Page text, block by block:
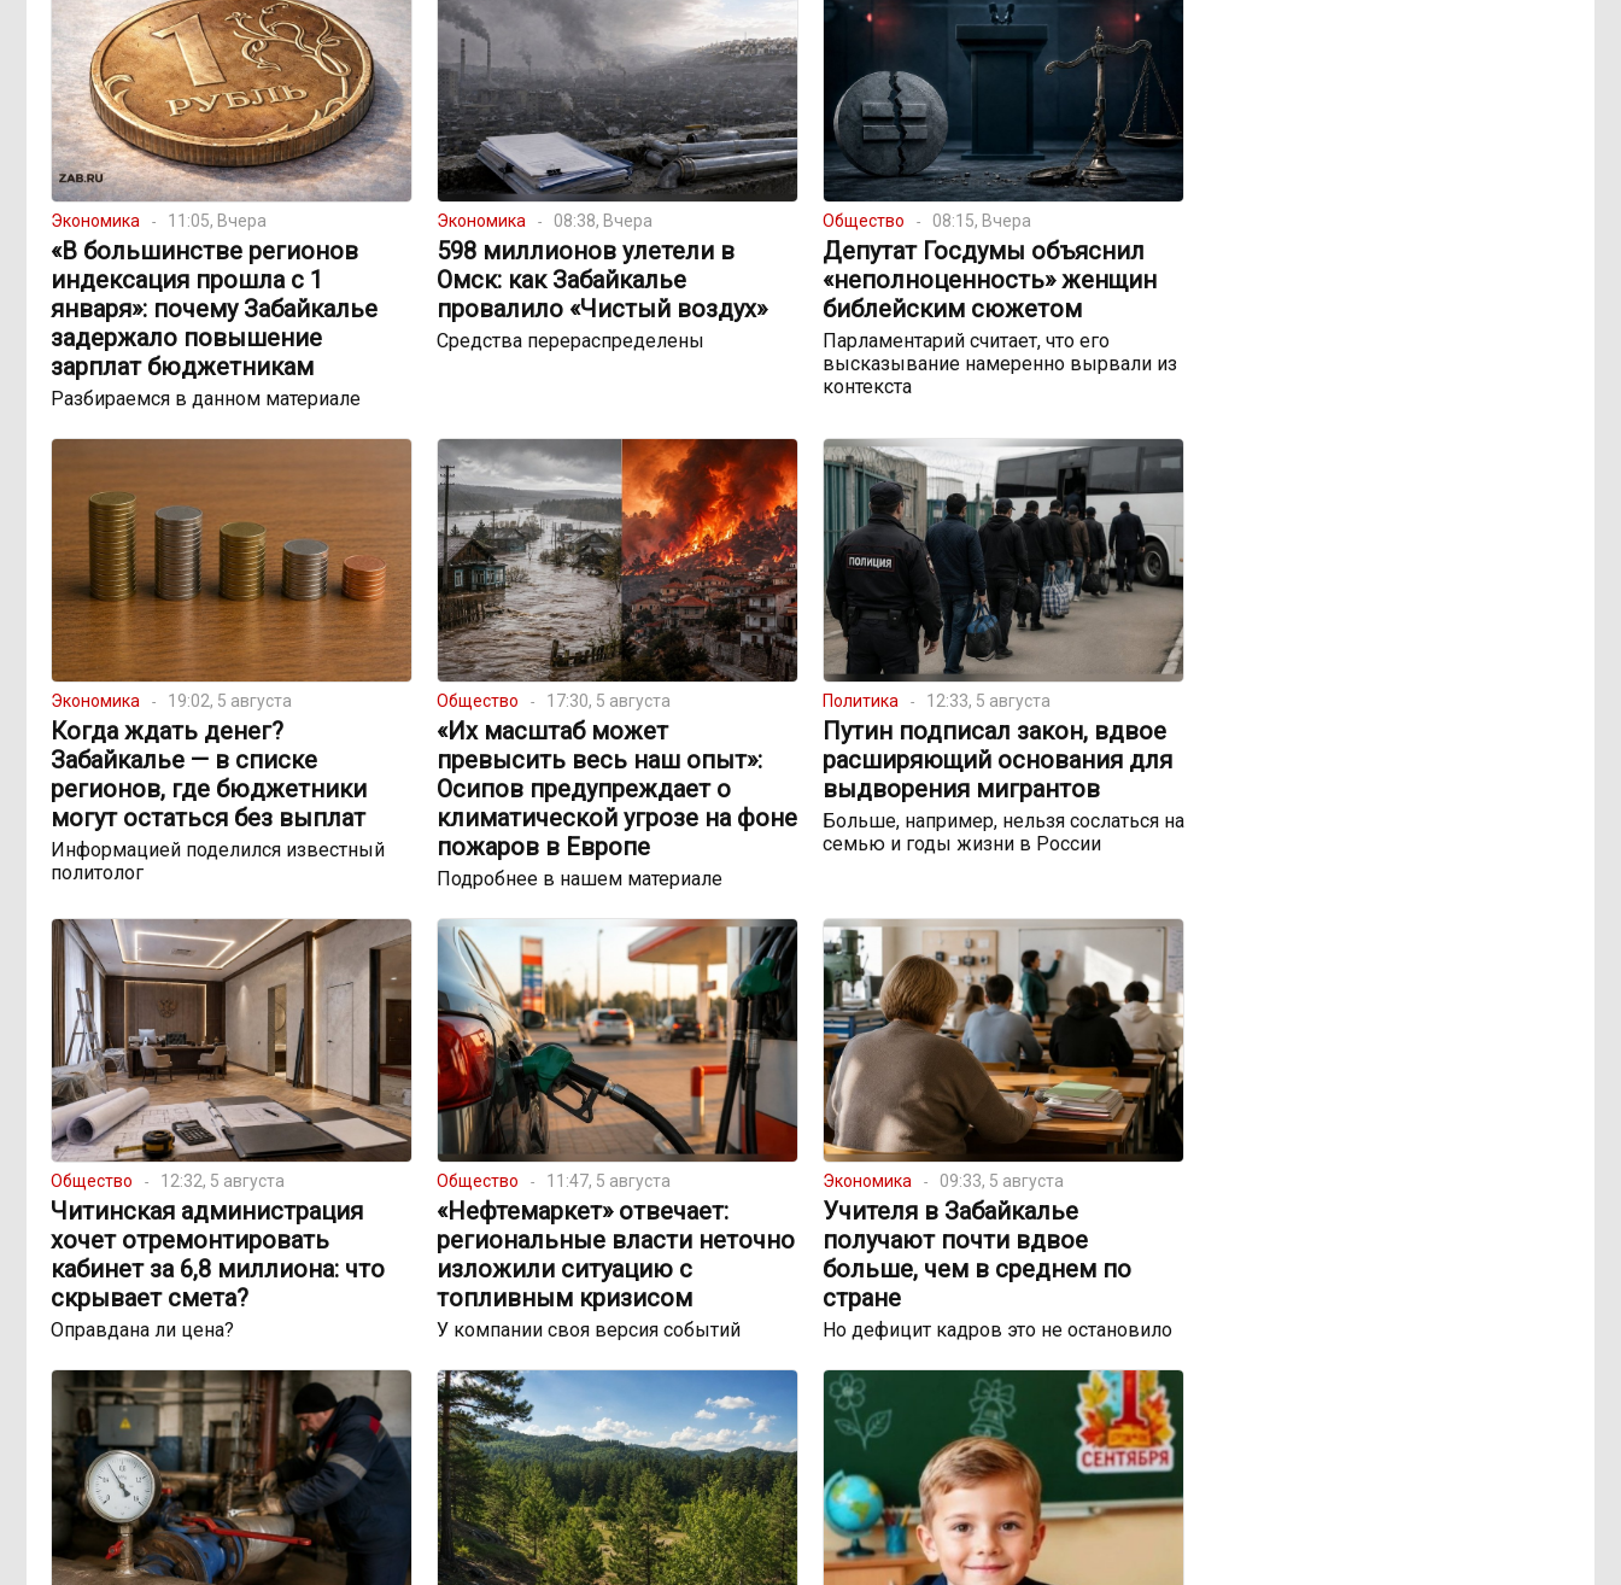
Экономика 11:05, Вчера
«В большинстве регионов
индексация прошла с 1
января»: почему Забайкалье
задержало повышение
зарплат бюджетникам
Разбираемся в данном материале
Экономика 08:38, Вчера
598 миллионов улетели в
Омск: как Забайкалье
провалило «Чистый воздух»
Средства перераспределены
Общество 08:15, Вчера
Депутат Госдумы объяснил
«неполноценность» женщин
библейским сюжетом
Парламентарий считает, что его
высказывание намеренно вырвали из
контекста
Экономика 19:02, 5 августа
Когда ждать денег?
Забайкалье — в списке
регионов, где бюджетники
могут остаться без выплат
Информацией поделился известный
политолог
Общество 17:30, 5 августа
«Их масштаб может
превысить весь наш опыт»:
Осипов предупреждает о
климатической угрозе на фоне
пожаров в Европе
Подробнее в нашем материале
Политика 12:33, 5 августа
Путин подписал закон, вдвое
расширяющий основания для
выдворения мигрантов
Больше, например, нельзя сослаться на
семью и годы жизни в России
Общество 12:32, 5 августа
Читинская администрация
хочет отремонтировать
кабинет за 6,8 миллиона: что
скрывает смета?
Оправдана ли цена?
Общество 11:47, 5 августа
«Нефтемаркет» отвечает:
региональные власти неточно
изложили ситуацию с
топливным кризисом
У компании своя версия событий
Экономика 09:33, 5 августа
Учителя в Забайкалье
получают почти вдвое
больше, чем в среднем по
стране
Но дефицит кадров это не остановило